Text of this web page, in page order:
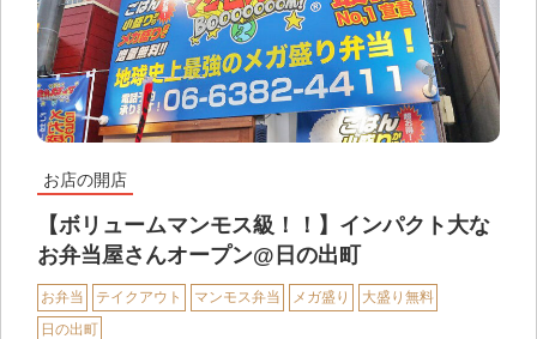
お店の開店
【ボリュームマンモス級！！】インパクト大な
お弁当屋さんオープン@日の出町
お弁当 テイクアウト マンモス弁当 メガ盛り
大盛り無料
日の出町